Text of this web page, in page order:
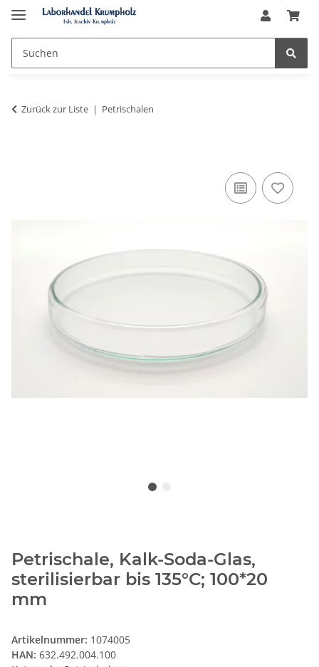
Zurück zur Liste Petrischalen
Petrischale, Kalk-Soda-Glas,
sterilisierbar bis 135°C; 100*20
mm
Artikelnummer: 1074005
HAN: 632.492.004.100